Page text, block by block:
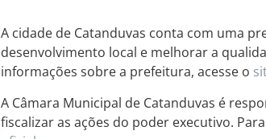
A cidade de Catanduvas conta com uma
desenvolvimento local e melhorar a
informações sobre a prefeitura, acesse o
A Câmara Municipal de Catanduvas é
fiscalizar as ações do poder executivo.